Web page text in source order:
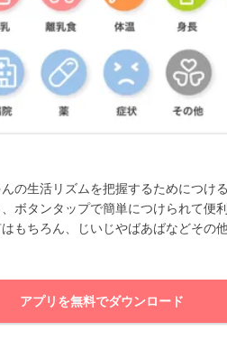
の生活リズムを把握するためにつけ
ボタンタップで簡単につけられて便利
もちろん、じいじやばあばなどその
アプリを無料でダウンロード